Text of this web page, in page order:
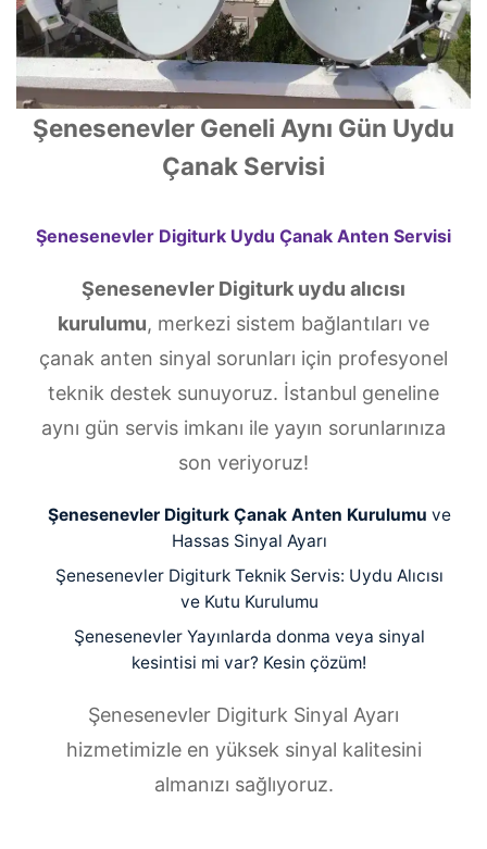
Şenesenevler Geneli Aynı Gün Uydu
Çanak Servisi
Şenesenevler Digiturk Uydu Çanak Anten Servisi
Şenesenevler Digiturk uydu alıcısı
kurulumu, merkezi sistem bağlantıları ve
çanak anten sinyal sorunları için profesyonel
teknik destek sunuyoruz. İstanbul geneline
aynı gün servis imkanı ile yayın sorunlarınıza
son veriyoruz!
Şenesenevler Digiturk Çanak Anten Kurulumu ve
Hassas Sinyal Ayarı
Şenesenevler Digiturk Teknik Servis: Uydu Alıcısı
ve Kutu Kurulumu
Şenesenevler Yayınlarda donma veya sinyal
kesintisi mi var? Kesin çözüm!
Şenesenevler Digiturk Sinyal Ayarı
hizmetimizle en yüksek sinyal kalitesini
almanızı sağlıyoruz.